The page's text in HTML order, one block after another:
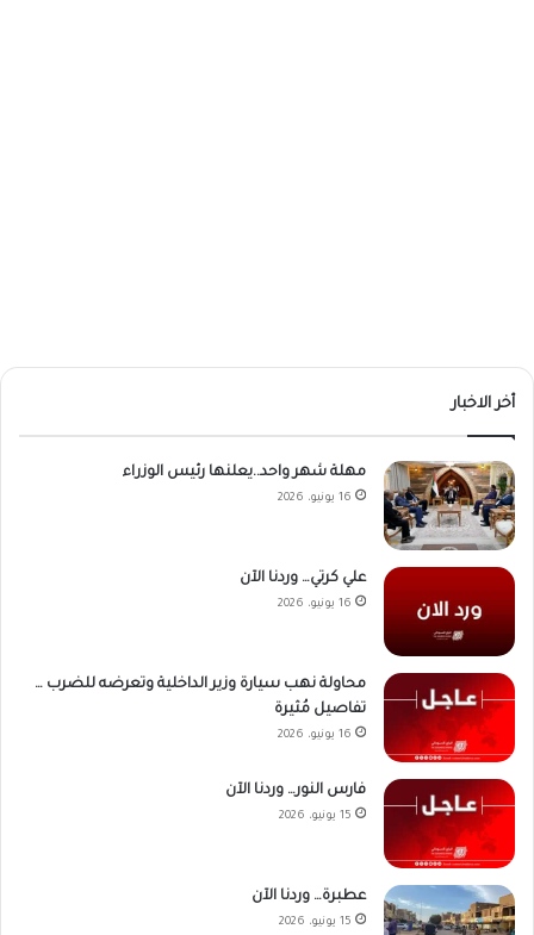
أخر الاخبار
مهلة شهر واحد..يعلنها رئيس الوزراء
16 يونيو، 2026
علي كرتي… وردنا الآن
16 يونيو، 2026
محاولة نهب سيارة وزير الداخلية وتعرضه للضرب …
تفاصيل مُثيرة
16 يونيو، 2026
فارس النور… وردنا الآن
15 يونيو، 2026
عطبرة… وردنا الآن
15 يونيو، 2026